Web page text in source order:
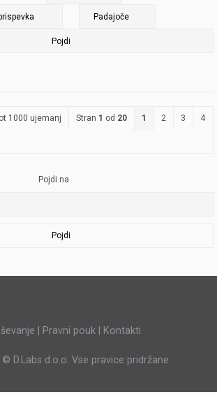
1000 ujemanj Stran 1 od 20 1 2 3 4
Pojdi na
Pojdi
Pravni pouk Kontakti
© D.Labs d.o.o. Vse pravice pridržane.